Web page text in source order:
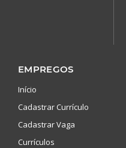
EMPREGOS
Início
Cadastrar Currículo
Cadastrar Vaga
Currículos